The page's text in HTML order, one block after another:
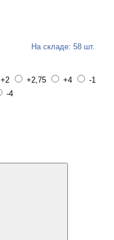
На складе: 58 шт.
+2 +2,75 +4
-1
-4